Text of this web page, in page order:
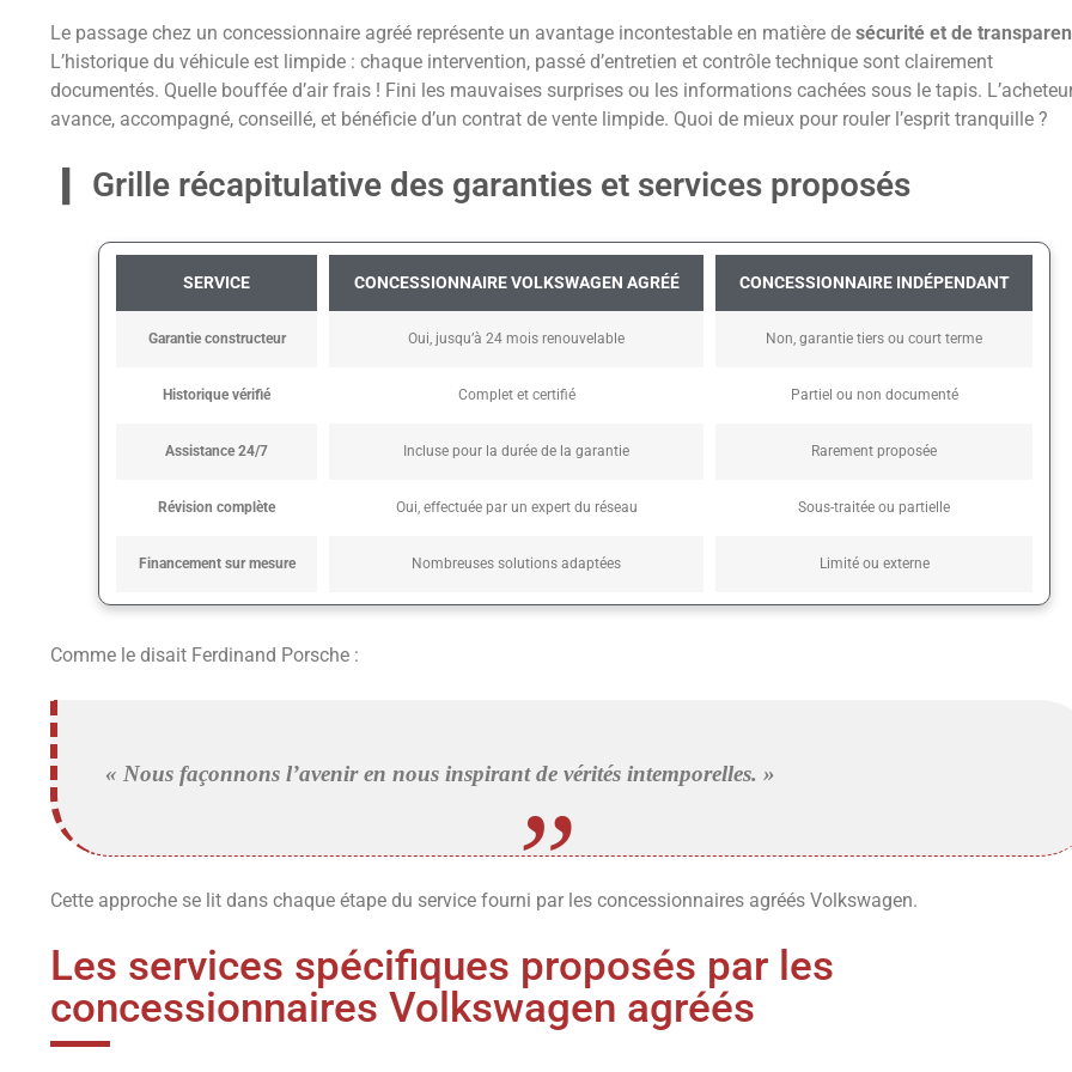
Le passage chez un concessionnaire agréé représente un avantage incontestable en matière de sécurité et de
L’historique du véhicule est limpide : chaque intervention, passé d’entretien et contrôle technique sont clairement
documentés. Quelle bouffée d’air frais ! Fini les mauvaises surprises ou les informations cachées sous le tapis.
avance, accompagné, conseillé, et bénéficie d’un contrat de vente limpide. Quoi de mieux pour rouler l’esprit tranquille ?
Grille récapitulative des garanties et services proposés
SERVICE CONCESSIONNAIRE VOLKSWAGEN AGRÉÉ CONCESSIONNAIRE INDÉPENDANT
Garantie constructeur Oui, jusqu’à 24 mois renouvelable Non, garantie tiers ou court terme
Historique vérifié Complet et certifié Partiel ou non documenté
Assistance 24/7 Incluse pour la durée de la garantie Rarement proposée
Révision complète Oui, effectuée par un expert du réseau Sous-traitée ou partielle
Financement sur mesure Nombreuses solutions adaptées Limité ou externe
Comme le disait Ferdinand Porsche :
« Nous façonnons l’avenir en nous inspirant de vérités intemporelles. »
Cette approche se lit dans chaque étape du service fourni par les concessionnaires agréés Volkswagen.
Les services spécifiques proposés par les
concessionnaires Volkswagen agréés